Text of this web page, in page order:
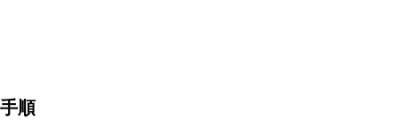
手順